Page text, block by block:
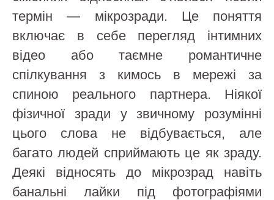
термін — мікрозради. Це поняття
включає в себе перегляд інтимних
відео або таємне романтичне
спілкування з кимось в мережі за
спиною реального партнера. Ніякої
фізичної зради у звичному розумінні
цього слова не відбувається, але
багато людей сприймають це як зраду.
Деякі відносять до мікрозрад навіть
банальні лайки під фотографіями